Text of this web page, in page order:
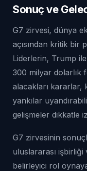
Sonuç ve
G7 zirvesi, dünya
açısından kritik bir
Liderlerin, Trump
300 milyar dolarlık
alacakları kararlar,
yankılar
gelişmeler dikkatle
G7 zirvesinin
uluslararası işbirliği
belirleyici rol